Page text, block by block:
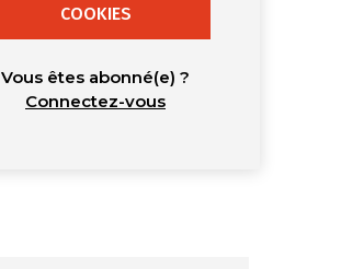
COOKIES
Vous êtes abonné(e) ?
Connectez-vous